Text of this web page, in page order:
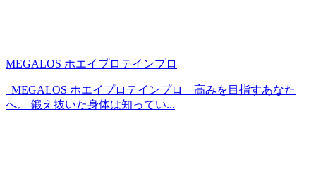
MEGALOS ホエイプロテインプロ
MEGALOS ホエイプロテインプロ 高みを目指すあなた
へ。 鍛え抜いた身体は知ってい...